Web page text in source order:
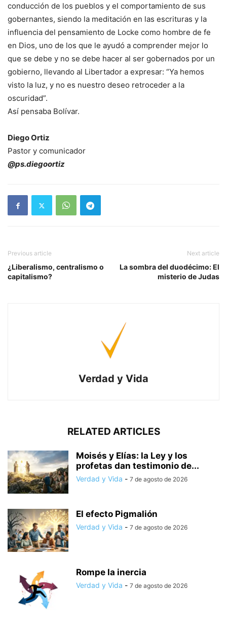
conducción de los pueblos y el comportamiento de sus
gobernantes, siendo la meditación en las escrituras y la
influencia del pensamiento de Locke como hombre de fe
en Dios, uno de los que le ayudó a comprender mejor lo
que se debe y no se debe hacer al ser gobernados por un
gobierno, llevando al Libertador a expresar: “Ya hemos
visto la luz, y no es nuestro deseo retroceder a la
oscuridad”.
Así pensaba Bolívar.
Diego Ortiz
Pastor y comunicador
@ps.diegoortiz
Previous article
¿Liberalismo, centralismo o
capitalismo?
Next article
La sombra del duodécimo: El
misterio de Judas
Verdad y Vida
RELATED ARTICLES
Moisés y Elías: la Ley y los
profetas dan testimonio de...
Verdad y Vida - 7 de agosto de 2026
El efecto Pigmalión
Verdad y Vida - 7 de agosto de 2026
Rompe la inercia
Verdad y Vida - 7 de agosto de 2026